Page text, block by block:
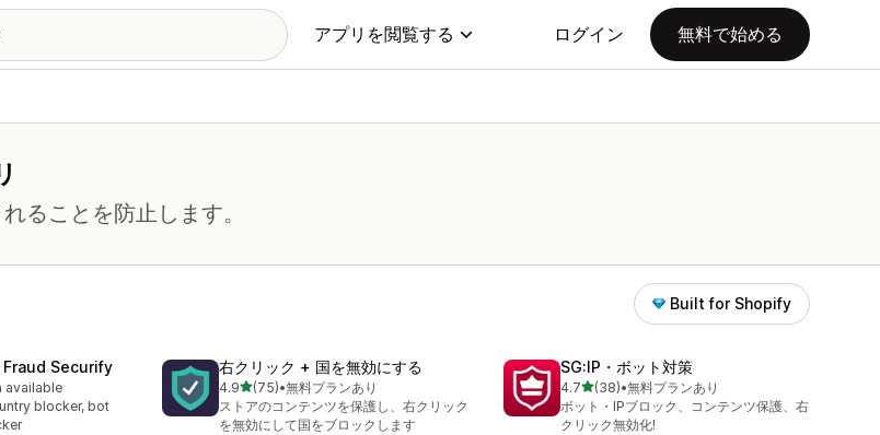
アプリを閲覧する ログイン 無料で始める
ることを防止します。
Built for Shopify
Securify
available
blocker, bot
右クリック + 国を無効にする
4.95つ星中
(75)
合計レビュー数：75件
•無料プランあり
ストアのコンテンツを保護し、右クリック
を無効にして国をブロックします
SG:IP・ボット対策
4.75つ星中
(38)
合計レビュー数：38件
•無料プランあり
ボット・IPブロック、コンテンツ保護、右
クリック無効化!